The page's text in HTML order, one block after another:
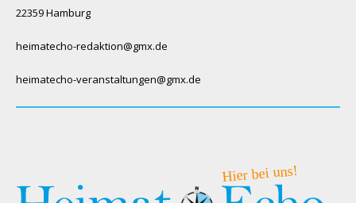
22359 Hamburg
heimatecho-redaktion@gmx.de
heimatecho-veranstaltungen@gmx.de